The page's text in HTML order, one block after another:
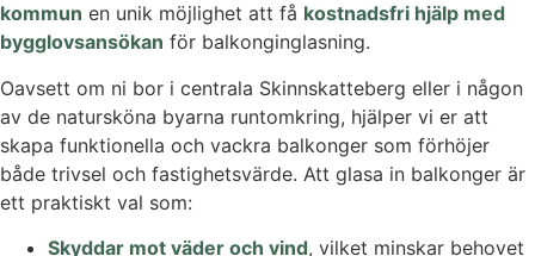
kommun en unik möjlighet att få kostnadsfri hjälp med
bygglovsansökan för balkonginglasning.
Oavsett om ni bor i centrala Skinnskatteberg eller i någon
av de natursköna byarna runtomkring, hjälper vi er att
skapa funktionella och vackra balkonger som förhöjer
både trivsel och fastighetsvärde. Att glasa in balkonger är
ett praktiskt val som:
Skyddar mot väder och vind, vilket minskar behovet